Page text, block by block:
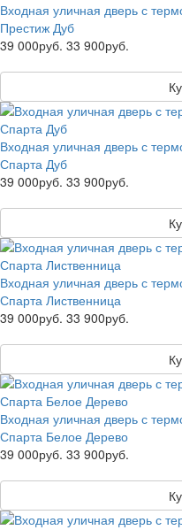
Входная уличная дверь с
Престиж Дуб
39 000руб. 33 900руб.
Входная уличная дверь с
Спарта Дуб
39 000руб. 33 900руб.
Входная уличная дверь с
Спарта Лиственница
39 000руб. 33 900руб.
Входная уличная дверь с
Спарта Белое Дерево
39 000руб. 33 900руб.